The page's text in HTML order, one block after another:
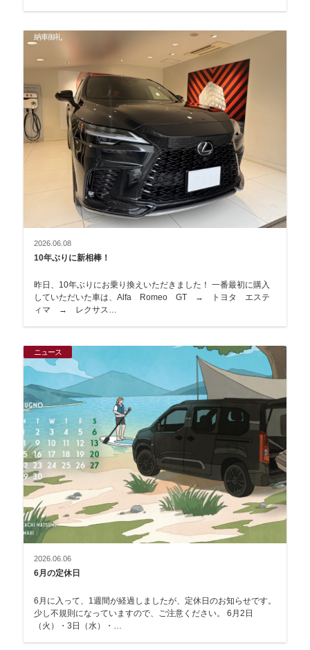
納車御礼
2026.06.08
10年ぶりに新相棒！
昨日、10年ぶりにお乗り換えいただきました！ 一番最初に購入
していただいた車は、Alfa Romeo GT → トヨタ エステ
ィマ → レクサス…
ニュース
2026.06.06
6月の定休日
6月に入って、1週間が経過しましたが、定休日のお知らせです。
少し不規則になっていますので、ご注意ください。 6月2日
（火）・3日（水）・…